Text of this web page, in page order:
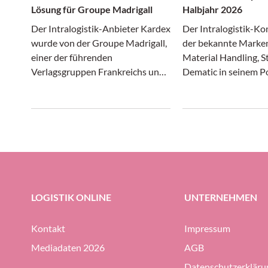
Lösung für Groupe Madrigall
Der Intralogistik-Anbieter Kardex
wurde von der Groupe Madrigall,
einer der führenden
Verlagsgruppen Frankreichs und
Halbjahr 2026
Der Intralogistik-
der bekannte
Material Handling,
Dematic in seinem
LOGISTIK ONLINE
Kontakt
Mediadaten 2026
UNTERNEHMEN
Impressum
AGB